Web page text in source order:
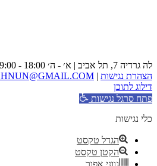
לה גרדיה 7, תל אביב | א׳ - ה׳ 18:00 - 9:00 |
הצהרת נגישות |
דילוג לתוכן
פתח סרגל נגישות
כלי נגישות
הגדל טקסט
הקטן טקסט
גווני אפור